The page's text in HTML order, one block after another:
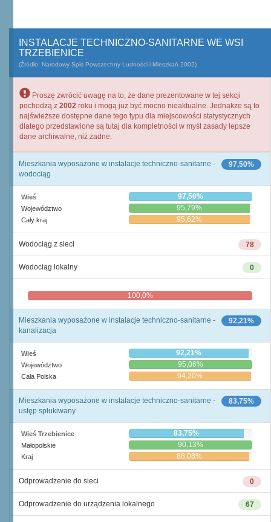
INSTALACJE TECHNICZNO-SANITARNE WE WSI
TRZEBIENICE
(Źródło: Narodowy Spis Powszechny Ludności i Mieszkań 2002)
Proszę zwrócić uwagę na to, że dane prezentowane w tej sekcji
pochodzą z 2002 roku i mogą już być mocno nieaktualne. Jednakże są to
najświeższe dostępne dane tego typu dla miejscowości statystycznych
dlatego przedstawione są tutaj dla kompletności w myśl zasady lepsze
dane archiwalne, niż żadne.
97,50%
Mieszkania wyposażone w instalacje techniczno-sanitarne -
wodociąg
Wieś 97,50%
Województwo 95,79%
Cały kraj 95,62%
78
Wodociąg z sieci
0
Wodociąg lokalny
100,0%
92,21%
Mieszkania wyposażone w instalacje techniczno-sanitarne -
kanalizacja
Wieś 92,21%
Województwo 95,06%
Cała Polska 94,20%
83,75%
Mieszkania wyposażone w instalacje techniczno-sanitarne -
ustęp spłukiwany
Wieś Trzebienice 83,75%
Małopolskie 90,13%
Kraj 88,08%
0
Odprowadzenie do sieci
67
Odprowadzenie do urządzenia lokalnego